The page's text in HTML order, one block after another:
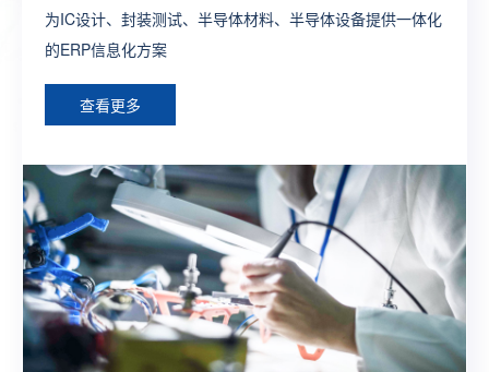
为IC设计、封装测试、半导体材料、半导体设备提供一体化
的ERP信息化方案
查看更多
构建完整的大供应链管理体系，提供各个层面个性化，行业
化的ERP定制方案
查看更多
为制造型企业构建数字化工厂整体型ERP系统方案
整合线上线下建立多渠道触达式消费体系，构建智慧型零售
综合型ERP方案
查看更多
外贸企业通过精细化管理实现效率最大化